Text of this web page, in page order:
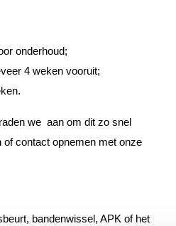
onderhoud;
4 weken vooruit;
we aan om dit zo snel
of contact opnemen met onze
bandenwissel, APK of het